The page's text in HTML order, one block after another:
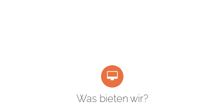
Was bieten wir?